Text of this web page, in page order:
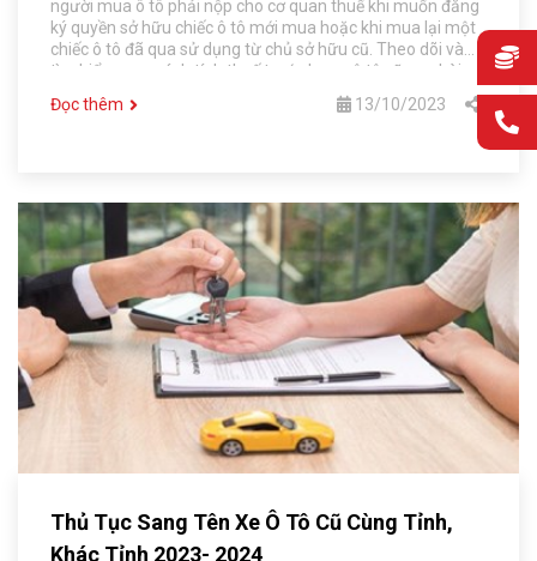
người mua ô tô phải nộp cho cơ quan thuế khi muốn đăng
ký quyền sở hữu chiếc ô tô mới mua hoặc khi mua lại một
chiếc ô tô đã qua sử dụng từ chủ sở hữu cũ. Theo dõi và
tìm hiểu ngay cách tính thuế trước bạ xe ô tô cũ qua bài
Đọc thêm 13/10/2023
Thủ Tục Sang Tên Xe Ô Tô Cũ Cùng Tỉnh,
Khác Tỉnh 2023- 2024